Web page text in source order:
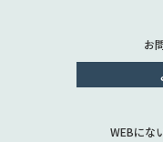
お
WEBにな